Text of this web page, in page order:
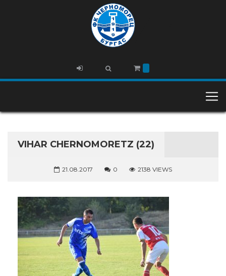
VIHAR CHERNOMORETZ (22)
21.08.2017 0 2138 VIEWS